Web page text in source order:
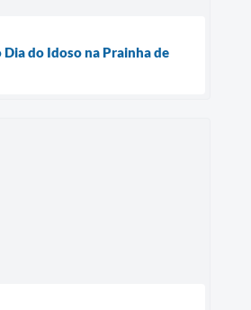
Dia do Idoso na Prainha de